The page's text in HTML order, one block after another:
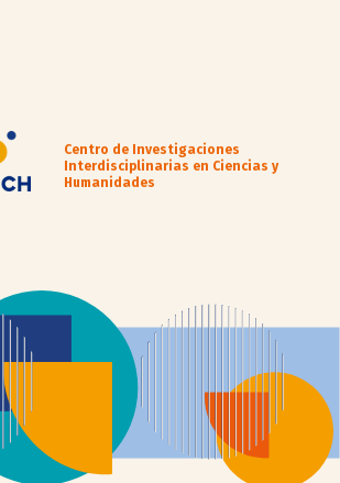
Centro de Investigaciones
Interdisciplinarias en Ciencias y
Humanidades